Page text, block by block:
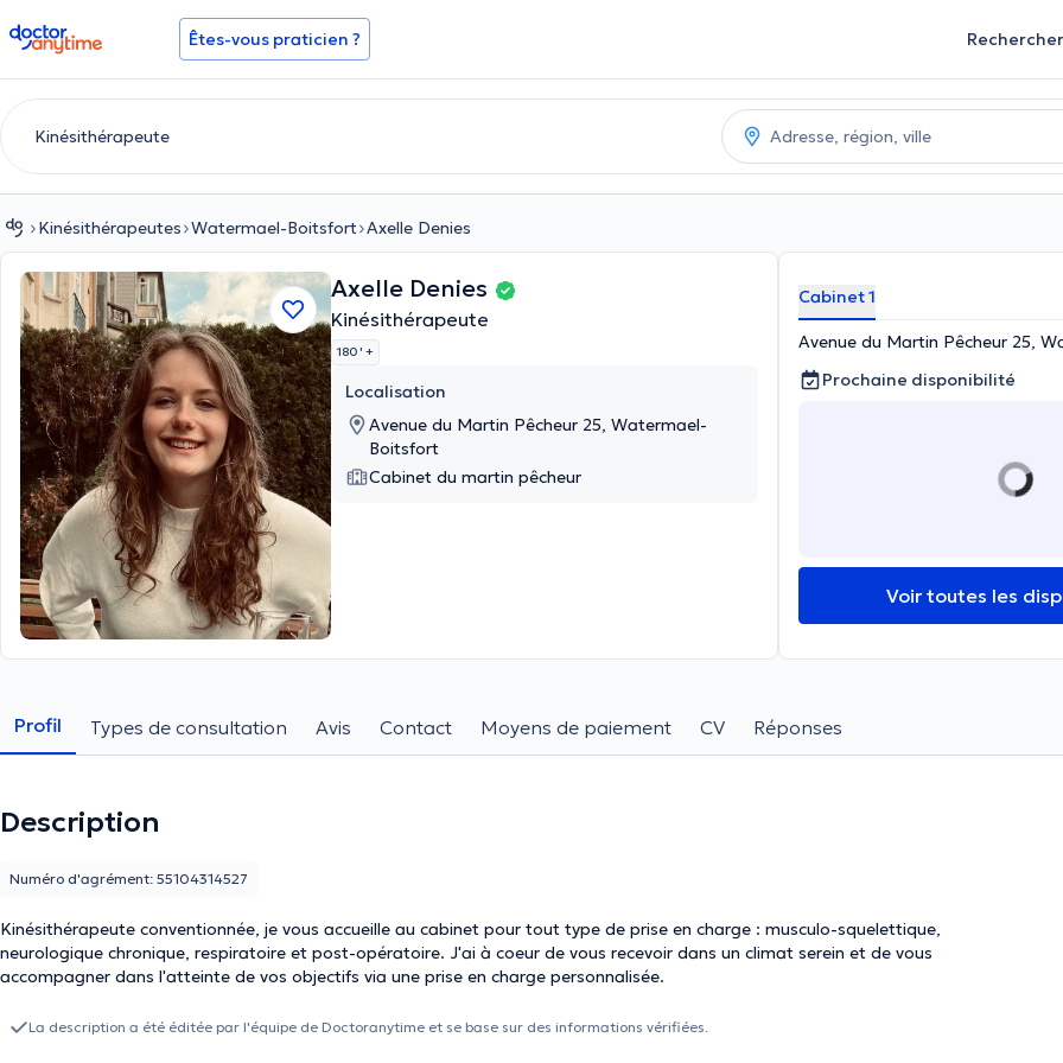
doctoranytime Êtes-vous praticien ? Rechercher
Kinésithérapeutes Watermael-Boitsfort Axelle Denies
Axelle Denies
Kinésithérapeute
180 ' +
Localisation
Avenue du Martin Pêcheur 25, Watermael-
Boitsfort
Cabinet du martin pêcheur
Cabinet 1
Avenue du Martin Pêcheur 25,
Prochaine disponibilité
Voir toutes les
Profil Types de consultation Avis Contact Moyens de paiement CV Réponses
Description
Kinésithérapeute conventionnée, je vous accueille au cabinet pour tout type de prise en charge : musculo-squelettique,
neurologique chronique, respiratoire et post-opératoire. J'ai à coeur de vous recevoir dans un climat serein et de vous
accompagner dans l'atteinte de vos objectifs via une prise en charge personnalisée.
Numéro d'agrément: 55104314527
La description a été éditée par l'équipe de Doctoranytime et se base sur des informations vérifiées.